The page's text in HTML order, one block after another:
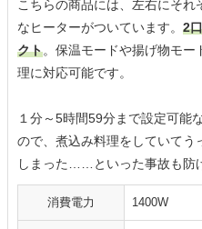
こちらの商品には、左右にそ
なヒーターがついています。 2
クト。保温モードや揚げ物モ
理に対応可能です。
１分～5時間59分まで設定可能
ので、煮込み料理をしていてう
しまった……といった事故も防
消費電力 1400W